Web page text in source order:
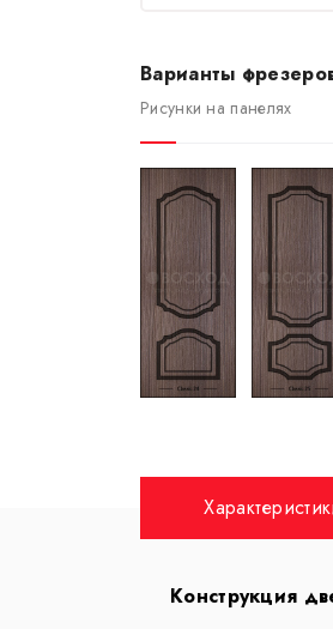
Варианты
Рисунки на панелях
Конструкция